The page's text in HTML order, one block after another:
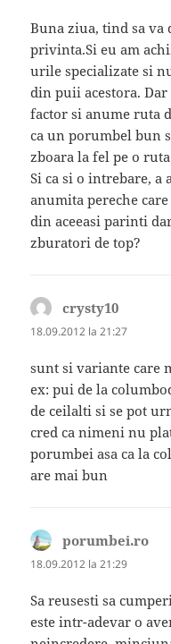
Buna ziua, tind sa va
privinta.Si eu am
urile specializate si
din puii acestora.
factor si anume ruta
ca un porumbel bun
zboara la fel pe o
Si ca si o intrebare,
anumita pereche
din aceeasi parinti
zburatori de top?
crysty10
18.09.2012 la 21:27
sunt si variante care
ex: pui de la
de ceilalti si se pot
cred ca nimeni nu
porumbei asa ca la
are mai bun
porumbei.ro
18.09.2012 la 21:29
Sa reusesti sa
este intr-adevar o